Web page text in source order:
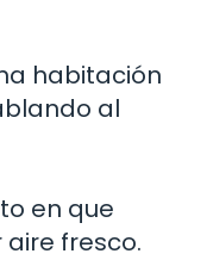
habitación
al
en que
fresco.